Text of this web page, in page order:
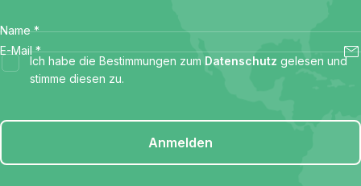
Name *
E-Mail *
Ich habe die Bestimmungen zum Datenschutz gelesen und
stimme diesen zu.
Anmelden